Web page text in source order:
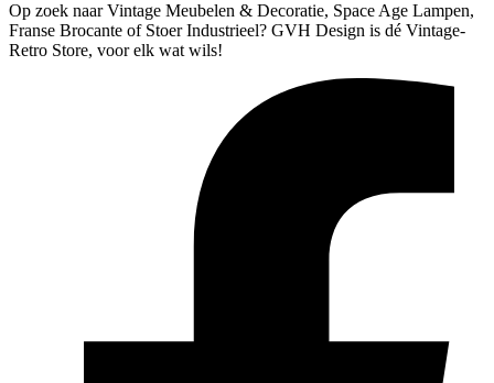
Op zoek naar Vintage Meubelen & Decoratie, Space Age Lampen,
Franse Brocante of Stoer Industrieel? GVH Design is dé Vintage-
Retro Store, voor elk wat wils!